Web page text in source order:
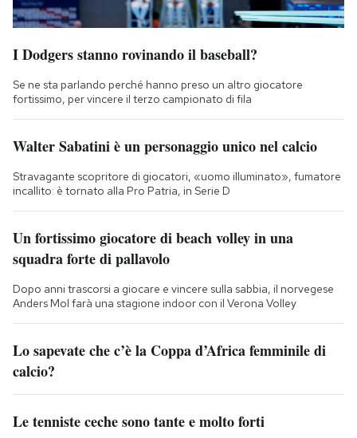
I Dodgers stanno rovinando il baseball?
Se ne sta parlando perché hanno preso un altro giocatore
fortissimo, per vincere il terzo campionato di fila
Walter Sabatini è un personaggio unico nel calcio
Stravagante scopritore di giocatori, «uomo illuminato», fumatore
incallito: è tornato alla Pro Patria, in Serie D
Un fortissimo giocatore di beach volley in una
squadra forte di pallavolo
Dopo anni trascorsi a giocare e vincere sulla sabbia, il norvegese
Anders Mol farà una stagione indoor con il Verona Volley
Lo sapevate che c’è la Coppa d’Africa femminile di
calcio?
Le tenniste ceche sono tante e molto forti